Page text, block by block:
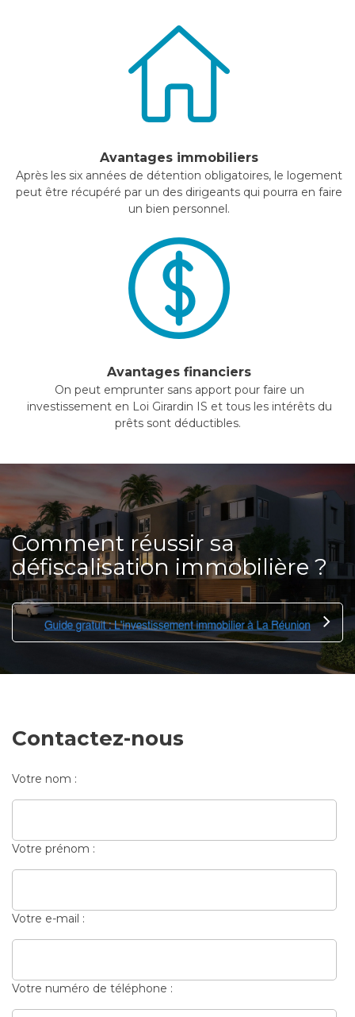
Avantages immobiliers
Après les six années de détention obligatoires, le logement
peut être récupéré par un des dirigeants qui pourra en faire
un bien personnel.
Avantages financiers
On peut emprunter sans apport pour faire un
investissement en Loi Girardin IS et tous les intérêts du
prêts sont déductibles.
Comment réussir sa
défiscalisation immobilière ?
Contactez-nous
Votre nom :
Votre prénom :
Votre e-mail :
Votre numéro de téléphone :